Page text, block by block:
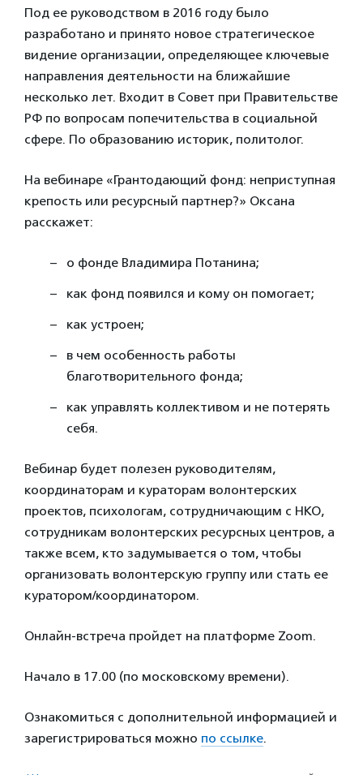
Под ее руководством в 2016 году было
разработано и принято новое стратегическое
видение организации, определяющее ключевые
направления деятельности на ближайшие
несколько лет. Входит в Совет при Правительстве
РФ по вопросам попечительства в социальной
сфере. По образованию историк, политолог.
На вебинаре «Грантодающий фонд: неприступная
крепость или ресурсный партнер?» Оксана
расскажет:
о фонде Владимира Потанина;
как фонд появился и кому он помогает;
как устроен;
в чем особенность работы
благотворительного фонда;
как управлять коллективом и не потерять
себя.
Вебинар будет полезен руководителям,
координаторам и кураторам волонтерских
проектов, психологам, сотрудничающим с НКО,
сотрудникам волонтерских ресурсных центров, а
также всем, кто задумывается о том, чтобы
организовать волонтерскую группу или стать ее
куратором/координатором.
Онлайн-встреча пройдет на платформе Zoom.
Начало в 17.00 (по московскому времени).
Ознакомиться с дополнительной информацией и
зарегистрироваться можно по ссылке.